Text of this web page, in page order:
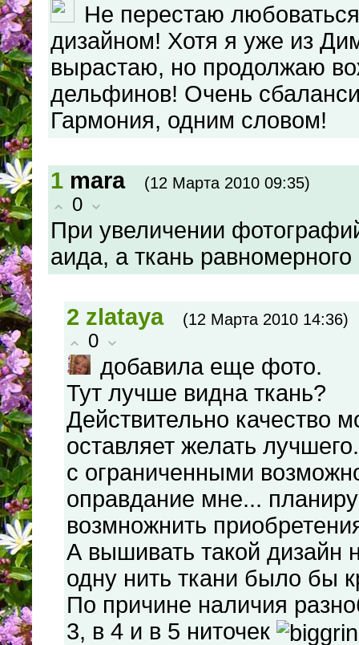
Не перестаю
дизайном! Хотя я уже из
вырастаю, но продолжаю
дельфинов! Очень
Гармония, одним словом!
1 mara (12 Марта 2010 09:35)
0
При увеличении
аида, а ткань равномерного
2 zlataya (12 Марта 2010 14:36)
0
добавила еще фото.
Тут лучше видна ткань?
Действительно качество
оставляет желать
с ограниченными
оправдание мне...
возмножнить
А вышивать такой дизайн
одну нить ткани было бы
По причине наличия
3, в 4 и в 5 ниточек